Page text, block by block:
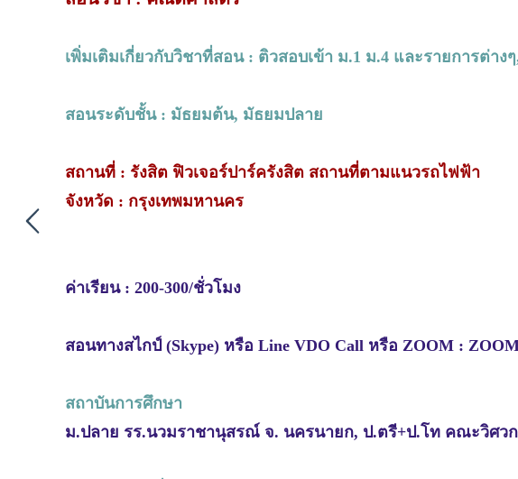
เพิ่มเติมเกี่ยวกับวิชาที่สอน : ติวสอบเข้า ม.1 ม.4 และรายการต่า
สอนระดับชั้น : มัธยมต้น, มัธยมปลาย
สถานที่ : รังสิต ฟิวเจอร์ปาร์ครังสิต สถานที่ตามแนวรถไฟฟ้า
จังหวัด : กรุงเทพมหานคร
ค่าเรียน : 200-300/ชั่วโมง
สอนทางสไกป์ (Skype) หรือ Line VDO Call หรือ ZOOM :
สถาบันการศึกษา
ม.ปลาย รร.นวมราชานุสรณ์ จ. นครนายก, ป.ตรี+ป.โท คณะวิศว